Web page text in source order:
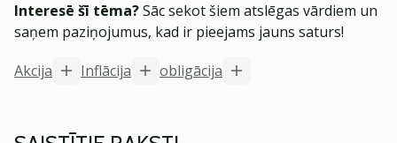
Interesē šī tēma?Sāc sekot šiem atslēgas vārdiem un
saņem paziņojumus, kad ir pieejams jauns saturs!
Akcija
Inflācija obligācija